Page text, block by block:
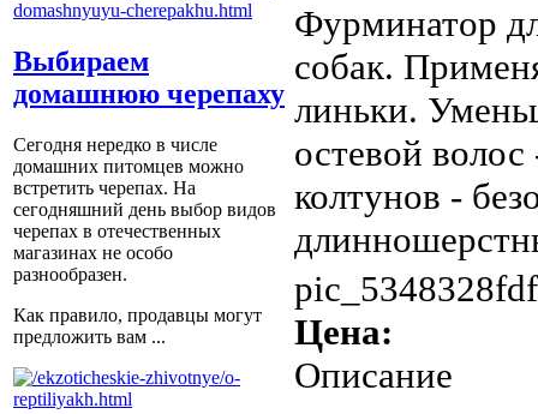
Выбираем
домашнюю черепаху
Сегодня нередко в числе
домашних питомцев можно
встретить черепах. На
сегодняшний день выбор видов
черепах в отечественных
магазинах не особо
разнообразен.
Как правило, продавцы могут
предложить вам ...
Фурминатор
собак.
линьки.
остевой
колтунов -
Цена:
Описание